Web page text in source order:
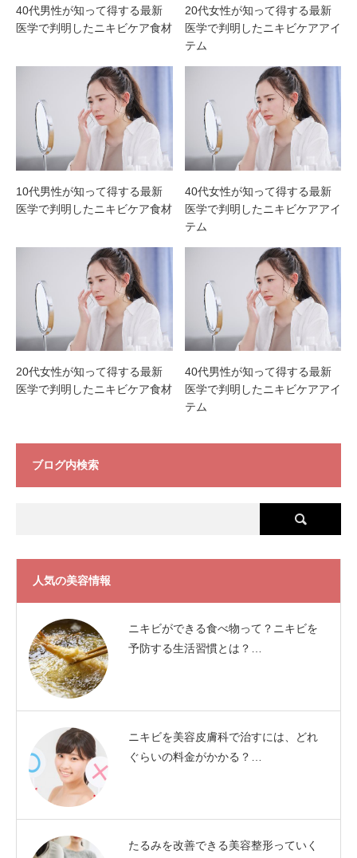
40代男性が知って得する最新
医学で判明したニキビケア食材
20代女性が知って得する最新
医学で判明したニキビケアアイ
テム
10代男性が知って得する最新
医学で判明したニキビケア食材
40代女性が知って得する最新
医学で判明したニキビケアアイ
テム
20代女性が知って得する最新
医学で判明したニキビケア食材
40代男性が知って得する最新
医学で判明したニキビケアアイ
テム
ブログ内検索
人気の美容情報
ニキビができる食べ物って？ニキビを
予防する生活習慣とは？…
ニキビを美容皮膚科で治すには、どれ
ぐらいの料金がかかる？…
たるみを改善できる美容整形っていく